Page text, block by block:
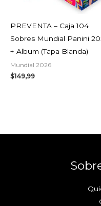
PREVENTA – Caja 104
Sobres Mundial Panini
+ Album (Tapa Blanda)
Mundial 2026
$149,99